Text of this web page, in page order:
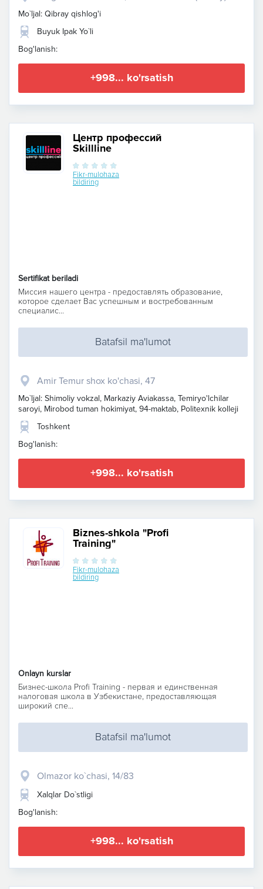
Mo`ljal: Qibray qishlog'i
Buyuk Ipak Yo`li
Bog'lanish:
+998... ko'rsatish
Центр профессий
Skillline
Fikr-mulohaza
bildiring
Sertifikat beriladi
Миссия нашего центра - предоставлять образование,
которое сделает Вас успешным и востребованным
специалис...
Batafsil ma'lumot
Amir Temur shox ko'chasi, 47
Mo`ljal: Shimoliy vokzal, Markaziy Aviakassa, Temiryo'lchilar
saroyi, Mirobod tuman hokimiyat, 94-maktab, Politexnik kolleji
Toshkent
Bog'lanish:
+998... ko'rsatish
Biznes-shkola "Profi
Training"
Fikr-mulohaza
bildiring
Onlayn kurslar
Бизнес-школа Profi Training - первая и единственная
налоговая школа в Узбекистане, предоставляющая
широкий спе...
Batafsil ma'lumot
Olmazor ko`chasi, 14/83
Xalqlar Do`stligi
Bog'lanish:
+998... ko'rsatish